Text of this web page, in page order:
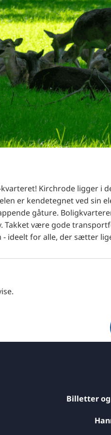
Kirchrode ligger i
er kendetegnet ved
gåture.
Takket være gode
- ideelt for alle, der sætter
Billetter